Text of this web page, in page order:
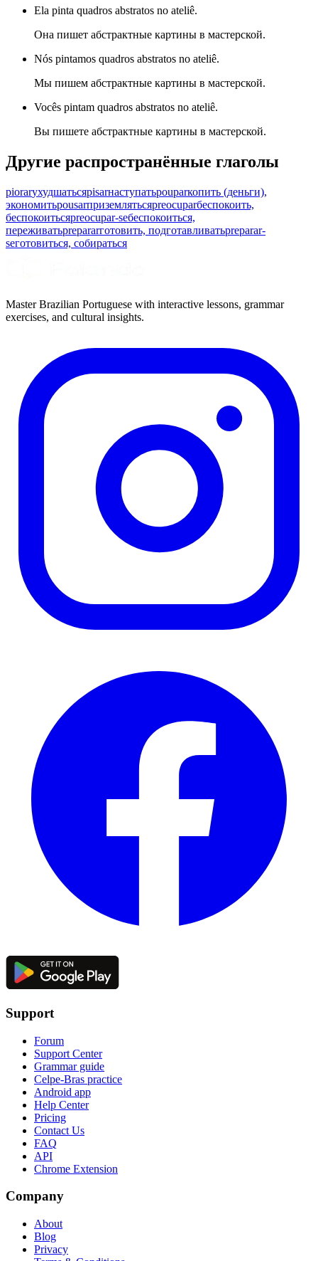
Ela pinta quadros abstratos no ateliê.
Она пишет абстрактные картины в мастерской.
Nós pintamos quadros abstratos no ateliê.
Мы пишем абстрактные картины в мастерской.
Vocês pintam quadros abstratos no ateliê.
Вы пишете абстрактные картины в мастерской.
Другие распространённые глаголы
piorarухудшатьсяpisarнаступатьpouparкопить (деньги),
экономитьpousarприземлятьсяpreocuparбеспокоить,
беспокоитьсяpreocupar-seбеспокоиться,
переживатьprepararготовить, подготавливатьpreparar-
seготовиться, собираться
Master Brazilian Portuguese with interactive lessons, grammar
exercises, and cultural insights.
Support
Forum
Support Center
Grammar guide
Celpe-Bras practice
Android app
Help Center
Pricing
Contact Us
FAQ
API
Chrome Extension
Company
About
Blog
Privacy